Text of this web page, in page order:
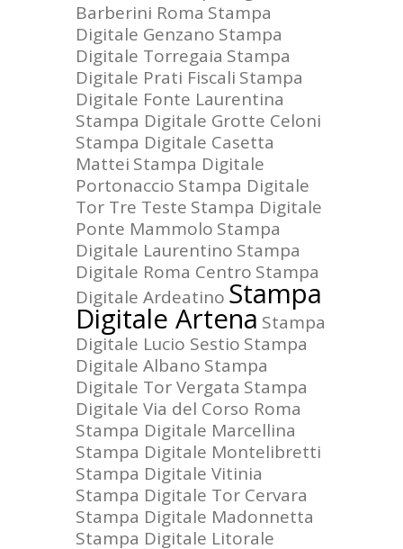
Barberini Roma Stampa
Digitale Genzano Stampa
Digitale Torregaia Stampa
Digitale Prati Fiscali Stampa
Digitale Fonte Laurentina
Stampa Digitale Grotte Celoni
Stampa Digitale Casetta
Mattei Stampa Digitale
Portonaccio Stampa Digitale
Tor Tre Teste Stampa Digitale
Ponte Mammolo Stampa
Digitale Laurentino Stampa
Digitale Roma Centro Stampa
Digitale Ardeatino Stampa
Digitale Artena Stampa
Digitale Lucio Sestio Stampa
Digitale Albano Stampa
Digitale Tor Vergata Stampa
Digitale Via del Corso Roma
Stampa Digitale Marcellina
Stampa Digitale Montelibretti
Stampa Digitale Vitinia
Stampa Digitale Tor Cervara
Stampa Digitale Madonnetta
Stampa Digitale Litorale